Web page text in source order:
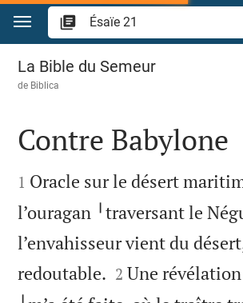
Aller vers contenu
Ésaïe 21
La Bible du Semeur
de Biblica

Contre Babylone

1 Oracle sur le désert
l’ouragan ╵traversant le
l’envahisseur vient du
redoutable. 

2 Une